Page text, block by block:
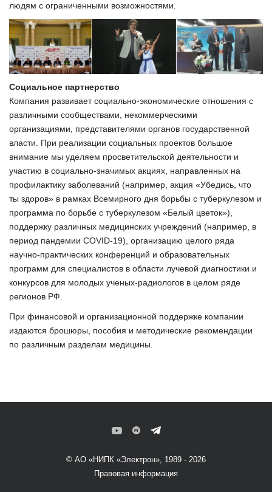
людям с ограниченными возможностями.
Социальное партнерство
Компания развивает социально-экономические отношения с
различными сообществами, некоммерческими
организациями, представителями органов государственной
власти. При реализации социальных проектов большое
внимание мы уделяем просветительской деятельности и
участию в социально-значимых акциях, направленных на
профилактику заболеваний (например, акция «Убедись, что
ты здоров» в рамках Всемирного дня борьбы с туберкулезом и
программа по борьбе с туберкулезом «Белый цветок»),
поддержку различных медицинских учреждений (например, в
период пандемии COVID-19), организацию целого ряда
научно-практических конференций и образовательных
программ для специалистов в области лучевой диагностики и
конкурсов для молодых ученых-радиологов в целом ряде
регионов РФ.
При финансовой и организационной поддержке компании
издаются брошюры, пособия и методические рекомендации
по различным разделам медицины.
© АО «НИПК «Электрон», 1989 - 2026
Правовая информация